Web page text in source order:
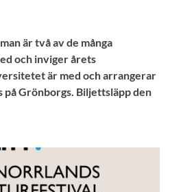
är två av de många
och inviger årets
är med och arrangerar
på Grönborgs. Biljettsläpp den